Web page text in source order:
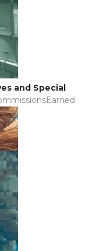
and Special